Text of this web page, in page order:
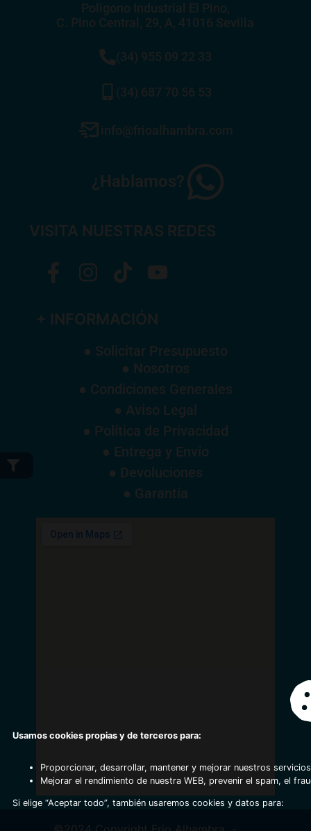
Poligono Industrial El Pino,
C. Pino Central, 29, A, 41016 Sevilla
(34) 955 09 22 33
(34) 687 70 56 53
info@frioalhambra.com
¿Hablamos?
VISITA NUESTRAS REDES
+ INFORMACIÓN
● Solicitar Presupuesto
● Nosotros
● Condiciones Generales
● Aviso Legal
● Política de Privacidad
● Entrega y Envío
● Devoluciones
● Garantía
Usamos cookies propias y de terceros para:
Proporcionar, desarrollar, mantener y mejorar nuestros
Mejorar el rendimiento de nuestra WEB, prevenir el spam, el
Si elige “Aceptar todo”, también usaremos cookies y datos para: